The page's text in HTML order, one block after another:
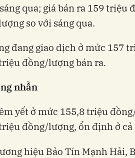
qua; giá bán ra 159 triệu
so với sáng qua.
đang giao dịch ở mức 157
đồng/lượng bán ra.
nhẫn
yết ở mức 155,8 triệu
đồng/lượng, ổn định ở cả
hiệu Bảo Tín Mạnh Hải,